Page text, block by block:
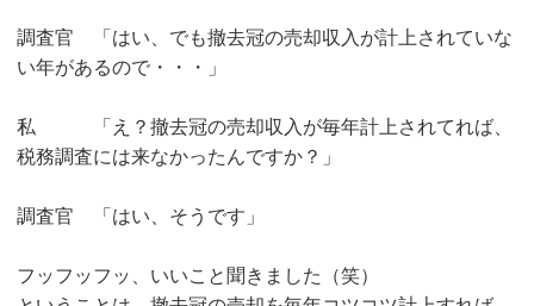
調査官 「はい、でも撤去冠の売却収入が計上されていな
い年があるので・・・」
私 「え？撤去冠の売却収入が毎年計上されてれば、
税務調査には来なかったんですか？」
調査官 「はい、そうです」
フッフッフッ、いいこと聞きました（笑）